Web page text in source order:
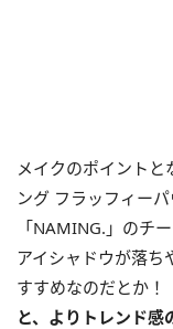
メイクのポイントと
ング フラッフィー
「NAMING.」のチ
アイシャドウが落ち
すすめなのだとか！
と、よりトレンド感